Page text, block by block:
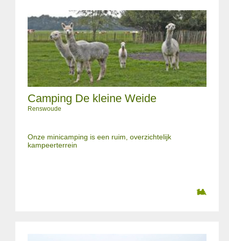
Camping De kleine Weide
Renswoude
Onze minicamping is een ruim, overzichtelijk
kampeerterrein